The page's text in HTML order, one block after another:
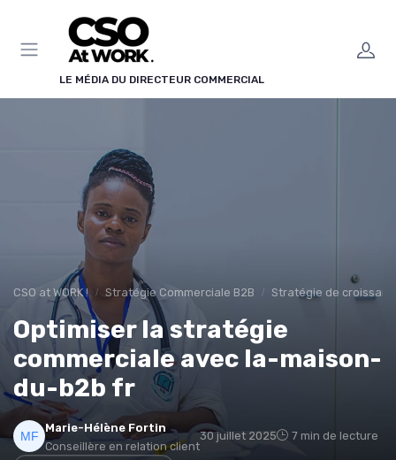
LE MÉDIA DU DIRECTEUR COMMERCIAL
CSO at WORK ! Stratégie Commerciale B2B Stratégie de
Optimiser la stratégie
commerciale avec la-maison-
du-b2b fr
Marie-Hélène Fortin
Conseillère en relation client
30 juillet 2025 7 min de lecture